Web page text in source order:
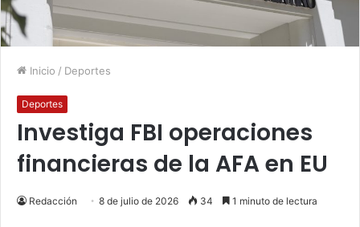
Inicio / Deportes
Deportes
Investiga FBI operaciones
financieras de la AFA en EU
Redacción 8 de julio de 2026 34 1 minuto de lectura